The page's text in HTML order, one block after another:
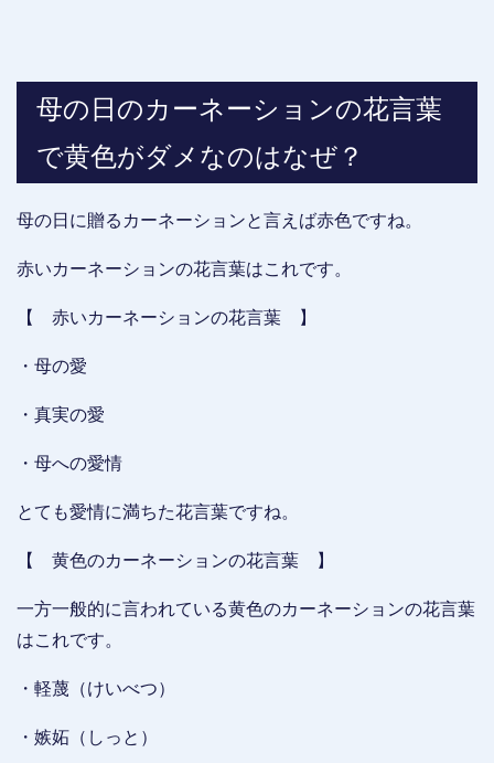
母の日のカーネーションの花言葉
で黄色がダメなのはなぜ？
母の日に贈るカーネーションと言えば赤色ですね。
赤いカーネーションの花言葉はこれです。
【 赤いカーネーションの花言葉 】
・母の愛
・真実の愛
・母への愛情
とても愛情に満ちた花言葉ですね。
【 黄色のカーネーションの花言葉 】
一方一般的に言われている黄色のカーネーションの花言葉
はこれです。
・軽蔑（けいべつ）
・嫉妬（しっと）